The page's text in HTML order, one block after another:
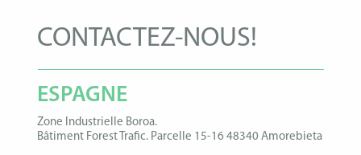
CONTACTEZ-NOUS!
ESPAGNE
Zone Industrielle Boroa.
Bâtiment Forest Trafic. Parcelle 15-16 48340 Amorebieta